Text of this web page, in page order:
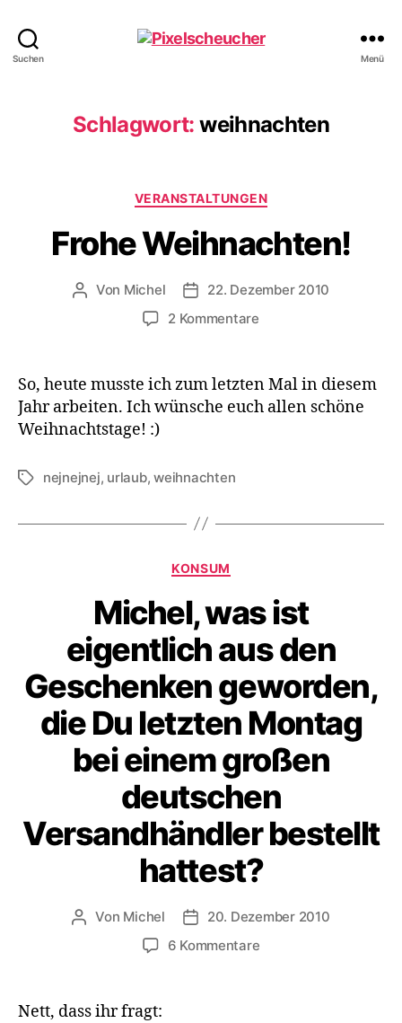
Suchen Menü
Schlagwort: weihnachten
Kategorien
VERANSTALTUNGEN
Frohe Weihnachten!
Beitragsautor
Von Michel Veröffentlichungsdatum
22. Dezember 2010
2 Kommentarezu
So, heute musste ich zum letzten Mal in diesem
Jahr arbeiten. Ich wünsche euch allen schöne
Weihnachtstage! :)
Schlagwörter
nejnejnej, urlaub,weihnachten
Kategorien
KONSUM
Michel, was ist
eigentlich aus den
Geschenken geworden,
die Du letzten Montag
bei einem großen
deutschen
Versandhändler bestellt
hattest?
Beitragsautor
Von Michel Veröffentlichungsdatum
20. Dezember 2010
6 Kommentarezu
Nett, dass ihr fragt: